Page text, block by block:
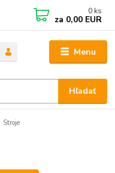
Menu
Hľadať
0 ks
za 0,00 EUR
Stroje